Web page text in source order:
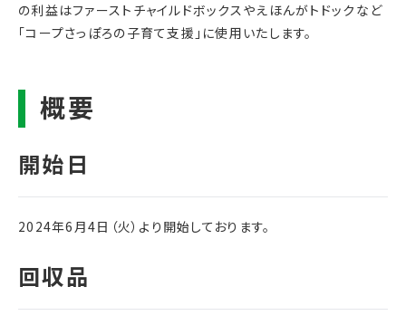
の利益はファーストチャイルドボックスやえほんがトドックなど
「コープさっぽろの子育て支援」に使用いたします。
2024年6月4日（火）より開始しております。